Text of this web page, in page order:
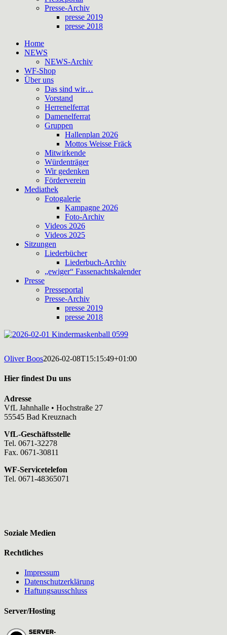
Presse-Archiv
presse 2019
presse 2018
Home
NEWS
NEWS-Archiv
WF-Shop
Über uns
Das sind wir…
Vorstand
Herrenelferrat
Damenelferrat
Gruppen
Hallenplan 2026
Mottos Weisse Fräck
Mitwirkende
Würdenträger
Wir gedenken
Förderverein
Mediathek
Fotogalerie
Kampagne 2026
Foto-Archiv
Videos 2026
Videos 2025
Sitzungen
Liederbücher
Liederbuch-Archiv
„ewiger“ Fassenachtskalender
Presse
Presseportal
Presse-Archiv
presse 2019
presse 2018
Oliver Boos2026-02-08T15:15:49+01:00
Hier findest Du uns
Adresse
VfL Jahnhalle • Hochstraße 27
55545 Bad Kreuznach
VfL-Geschäftsstelle
Tel. 0671-32278
Fax. 0671-30811
WF-Servicetelefon
Tel. 0671-48365071
Soziale Medien
Rechtliches
Impressum
Datenschutzerklärung
Haftungsausschluss
Server/Hosting